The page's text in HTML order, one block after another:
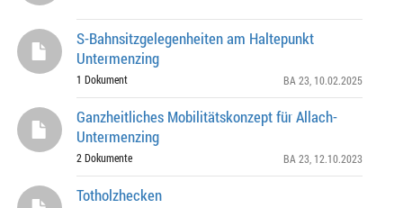
S-Bahnsitzgelegenheiten am Haltepunkt
Untermenzing
1 Dokument BA 23 , 10.02.2025
Ganzheitliches Mobilitätskonzept für Allach-
Untermenzing
2 Dokumente BA 23 , 12.10.2023
Totholzhecken